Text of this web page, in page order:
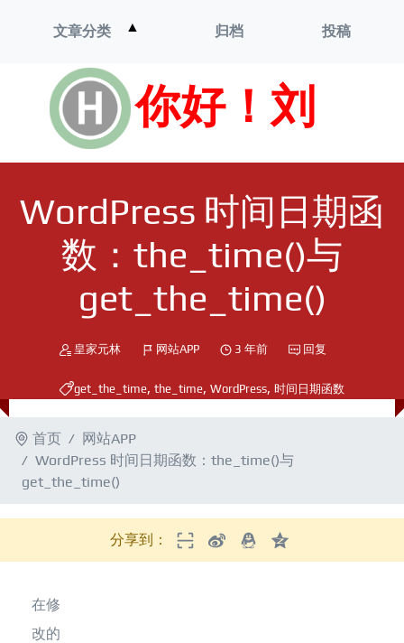
你好！刘
文章分类 ▲
单
归档 投稿
WordPress 时间日期函
数：the_time()与
get_the_time()
皇家元林 网站APP 3 年前 回复
get_the_time, the_time, WordPress, 时间日期函数
首页
网站APP
WordPress 时间日期函数：the_time()与
get_the_time()
分享到：
在修
改的